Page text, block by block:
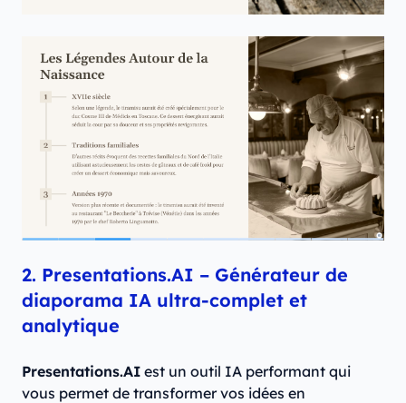
2. Presentations.AI – Générateur de
diaporama IA ultra‑complet et
analytique
Presentations.AI est un outil IA performant qui
vous permet de transformer vos idées en